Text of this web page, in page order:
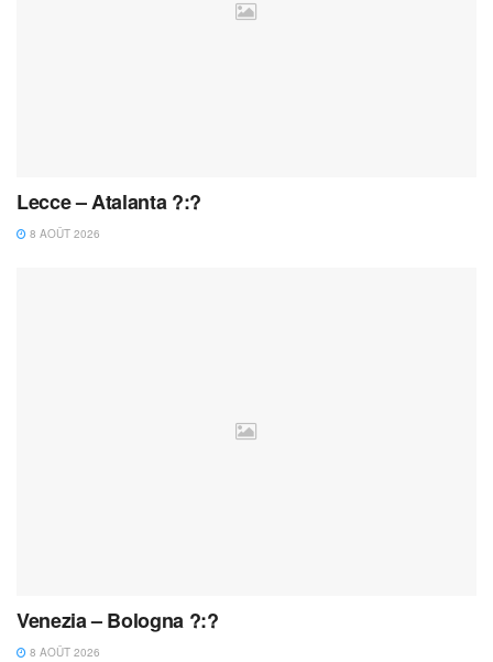
Lecce – Atalanta ?:?
8 AOÛT 2026
Venezia – Bologna ?:?
8 AOÛT 2026